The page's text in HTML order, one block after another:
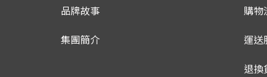
品牌故事
集團簡介
購物
運送
退換